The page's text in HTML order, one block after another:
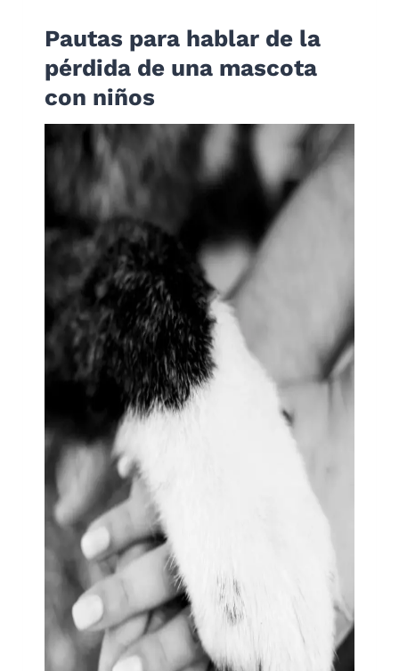
Pautas para hablar de la
pérdida de una mascota
con niños